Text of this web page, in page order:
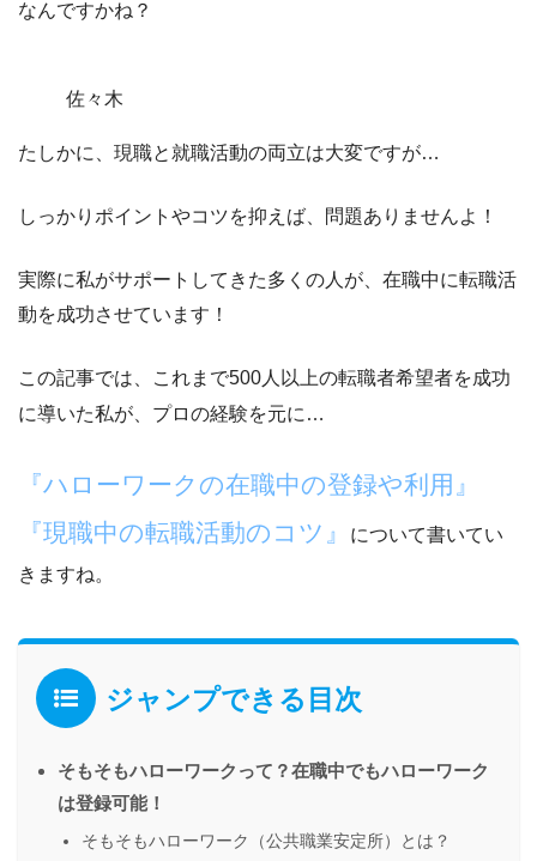
なんですかね？
佐々木
たしかに、現職と就職活動の両立は大変ですが…
しっかりポイントやコツを抑えば、問題ありませんよ！
実際に私がサポートしてきた多くの人が、在職中に転職活
動を成功させています！
この記事では、これまで500人以上の転職者希望者を成功
に導いた私が、プロの経験を元に…
『ハローワークの在職中の登録や利用』
『現職中の転職活動のコツ』
について書いてい
きますね。
ジャンプできる目次
そもそもハローワークって？在職中でもハローワーク
は登録可能！
そもそもハローワーク（公共職業安定所）とは？